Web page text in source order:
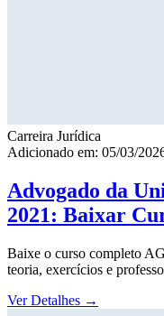
Carreira Jurídica
Adicionado em: 05/03/
Advogado da
2021: Baixar
Baixe o curso completo
teoria, exercícios e
Ver Detalhes →